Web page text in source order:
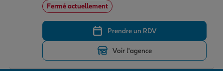
Fermé actuellement
Prendre un RDV
Voir l'agence